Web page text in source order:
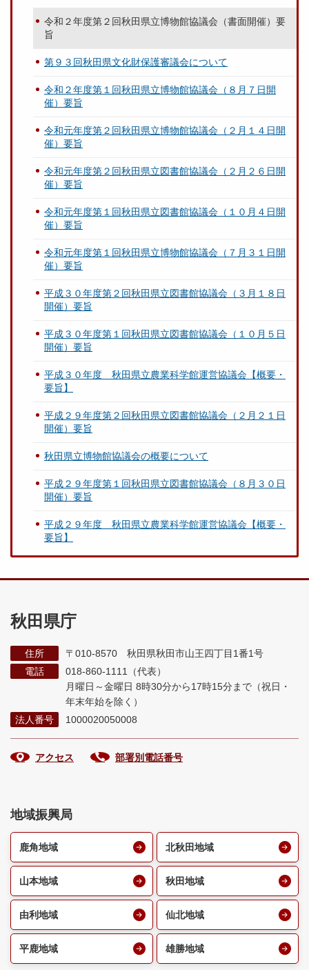
令和２年度第２回秋田県立博物館協議会（書面開催）要
旨
第９３回秋田県文化財保護審議会について
令和２年度第１回秋田県立博物館協議会（８月７日開
催）要旨
令和元年度第２回秋田県立博物館協議会（２月１４日開
催）要旨
令和元年度第２回秋田県立図書館協議会（２月２６日開
催）要旨
令和元年度第１回秋田県立図書館協議会（１０月４日開
催）要旨
令和元年度第１回秋田県立博物館協議会（７月３１日開
催）要旨
平成３０年度第２回秋田県立図書館協議会（３月１８日
開催）要旨
平成３０年度第１回秋田県立図書館協議会（１０月５日
開催）要旨
平成３０年度 秋田県立農業科学館運営協議会【概要・
要旨】
平成２９年度第２回秋田県立図書館協議会（２月２１日
開催）要旨
秋田県立博物館協議会の概要について
平成２９年度第１回秋田県立図書館協議会（８月３０日
開催）要旨
平成２９年度 秋田県立農業科学館運営協議会【概要・
要旨】
秋田県庁
住所
〒010-8570 秋田県秋田市山王四丁目1番1号
電話
018-860-1111（代表）
月曜日～金曜日 8時30分から17時15分まで （祝日・
年末年始を除く）
法人番号
1000020050008
アクセス 部署別電話番号
地域振興局
鹿角地域 北秋田地域
山本地域 秋田地域
由利地域 仙北地域
平鹿地域 雄勝地域